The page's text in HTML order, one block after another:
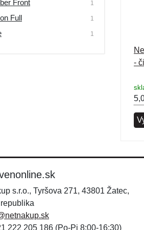
Front 1
Full 1
1
-
s.r.o., Tyršova 271, 43801 Žatec,
222 205 186 (Po-Pi 8:00-16:30)